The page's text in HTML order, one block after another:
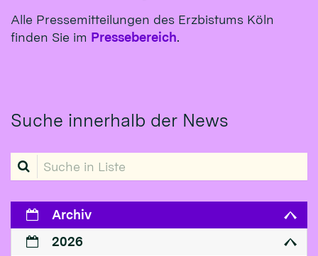
Alle Pressemitteilungen des Erzbistums Köln
finden Sie im Pressebereich.
Suche innerhalb der News
Suche in Liste
Archiv
2026